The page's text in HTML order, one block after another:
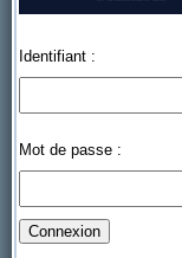
Identifiant :
Mot de passe :